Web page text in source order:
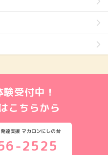
受付中！
こちらから
達支援 マカロンにしの台
2525